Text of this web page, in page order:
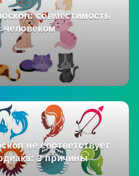
совместимость
человеком
не соответствует
3 причины